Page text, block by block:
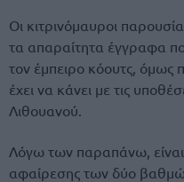
Οι κιτρινόμαυροι
τα απαραίτητα έγγραφα
τον έμπειρο κόουτς, όμως
έχει να κάνει με τις
Λιθουανού.
Λόγω των παραπάνω, είναι
αφαίρεσης των δύο